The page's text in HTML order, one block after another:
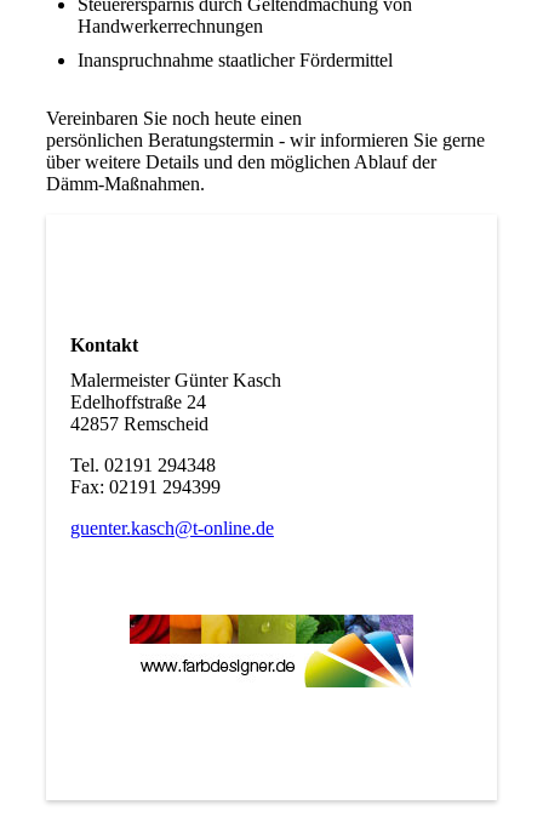
Handwerkerrechnungen
Inanspruchnahme staatlicher Fördermittel
Vereinbaren Sie noch heute einen
persönlichen Beratungstermin - wir informieren Sie gerne
über weitere Details und den möglichen Ablauf der
Dämm-Maßnahmen.
Kontakt
Malermeister Günter Kasch
Edelhoffstraße 24
42857 Remscheid
Tel. 02191 294348
Fax: 02191 294399
guenter.kasch@t-online.de